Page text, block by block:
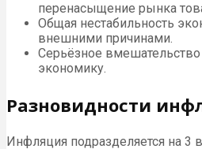
перенасыщение рынка
Общая нестабильность
внешними причинами.
Серьёзное вмешательство
экономику.
Разновидности
Инфляция подразделяется на 3